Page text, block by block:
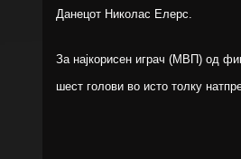
Данецот Николас Елерс.
За најкорисен играч (MВП) од
шест голови во исто толку